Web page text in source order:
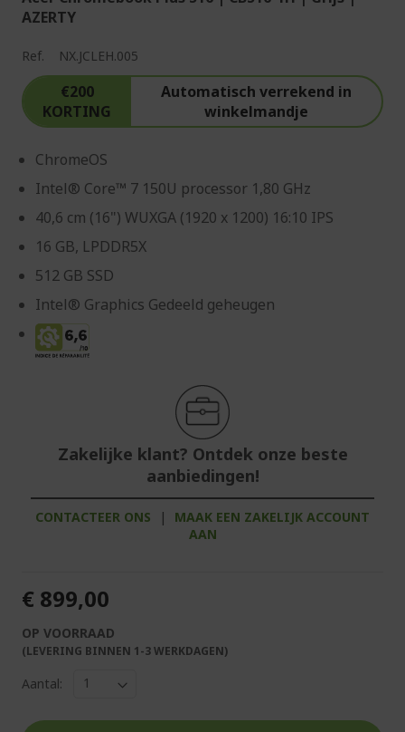
AZERTY
Ref. NX.JCLEH.005
€200
KORTING
Automatisch verrekend in
winkelmandje
ChromeOS
Intel® Core™ 7 150U processor 1,80 GHz
40,6 cm (16") WUXGA (1920 x 1200) 16:10 IPS
16 GB, LPDDR5X
512 GB SSD
Intel® Graphics Gedeeld geheugen
Zakelijke klant? Ontdek onze beste
aanbiedingen!
CONTACTEER ONS |
MAAK EEN ZAKELIJK ACCOUNT
AAN
€ 899,00
OP VOORRAAD
(LEVERING BINNEN 1-3 WERKDAGEN)
Aantal: